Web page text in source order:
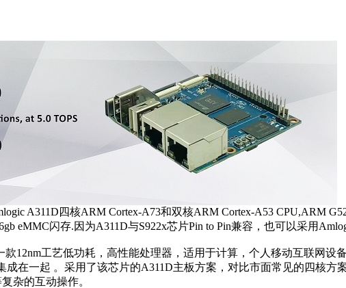
A311D四核ARM Cortex-A73和双核ARM Cortex-A53 CPU,ARM
eMMC闪存.因为A311D与S922x芯片Pin to Pin兼容，也可以采用
款12nm工艺低功耗，高性能处理器，适用于计算，个人移动互联网
成在一起 。采用了该芯片的A311D主板方案，对比市面常见的四核
杂的互动操作。